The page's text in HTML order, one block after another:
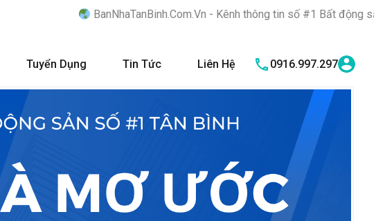
BanNhaTanBinh.Com.Vn - Kênh thông tin số #1 Bất động sản quận Tân Bình
Tuyển Dụng Tin Tức Liên Hệ 0916.997.297